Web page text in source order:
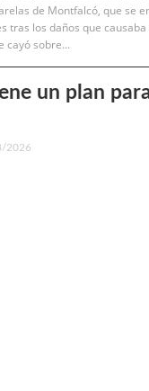
de Montfalcó, que se
tras los daños que
cayó sobre...
un plan
2026